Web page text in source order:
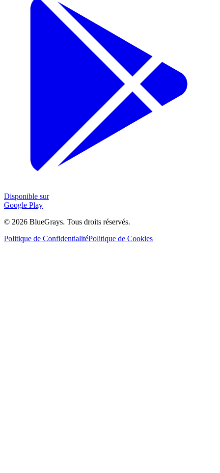
Disponible sur
Google Play
© 2026 BlueGrays. Tous droits réservés.
Politique de ConfidentialitéPolitique de Cookies